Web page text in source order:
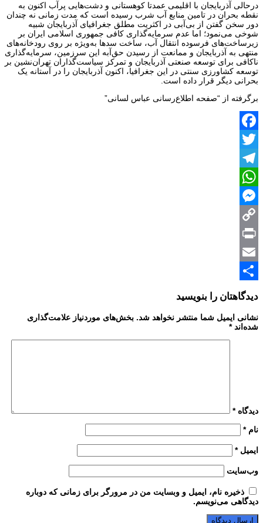
درحالی آذربایجان با اقلیمی عمدتا کوهستانی و دشت‌هایی پرآب اکنون به
نقطه بحران در تامین منابع آب شرب رسیده است که مدت زمانی نه چندان
دور سخن گفتن از بی‌آبی در اکثریت مطلق جغرافیای آذربایجان شبیه
شوخی می‌نمود؛ اما عدم سرمایه‌گذاری کافی جمهوری اسلامی ایران بر
زیرساخت‌های فرسوده انتقال آب، ساخت سدها به‌ویژه بر روی رودخانه‌های
منتهی به آذربایجان و ممانعت از رسیدن حق‌آبه این سرزمین، سرمایه‌گذاری
ناکافی برای توسعه صنعتی آذربایجان و تمرکز سیاست‌گذاران تهران‌نشین بر
توسعه کشاورزی سنتی در این جغرافیا، اکنون آذربایجان را در آستانه یک
بحرانی دیگر قرار داده است.
برگرفته از “صفحه اطلاع‌رسانی عباس لسانی”
Facebook
Twitter
Telegram
WhatsApp
Messenger
Copy
Link
Print
Email
Share
دیدگاهتان را بنویسید
نشانی ایمیل شما منتشر نخواهد شد. بخش‌های موردنیاز علامت‌گذاری
شده‌اند*
دیدگاه*
نام*
ایمیل*
وب‌سایت
ذخیره نام، ایمیل و وبسایت من در مرورگر برای زمانی که دوباره
دیدگاهی می‌نویسم.